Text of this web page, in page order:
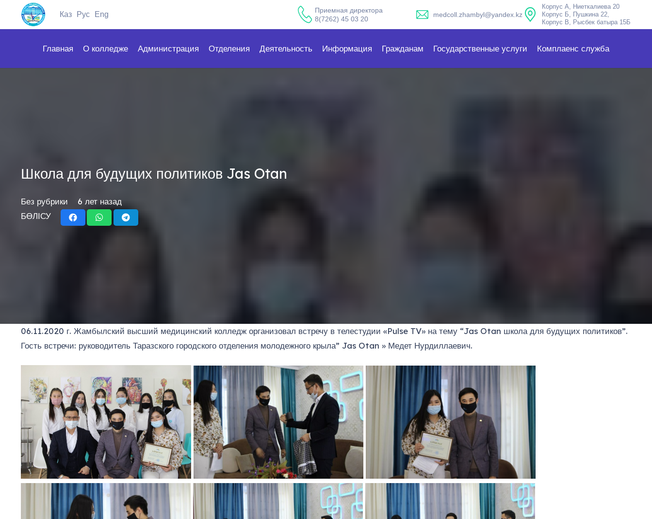
Каз Рус Eng
Приемная директора
8(7262) 45 03 20
medcoll.zhambyl@yandex.kz
Корпус А, Ниеткалиева 20
Корпус Б, Пушкина 22,
Корпус В, Рысбек батыра 15Б
Главная О колледже Администрация Отделения Деятельность Информация Гражданам Государственные услуги Комплаенс служба
Школа для будущих политиков Jas Otan
Без рубрики
6 лет назад
БӨЛІСУ
06.11.2020 г. Жамбылский высший медицинский колледж организовал встречу в телестудии «Pulse TV» на тему “Jas Otan школа для будущих политиков”.
Гость встречи: руководитель Таразского городского отделения молодежного крыла” Jas Otan » Медет Нурдиллаевич.